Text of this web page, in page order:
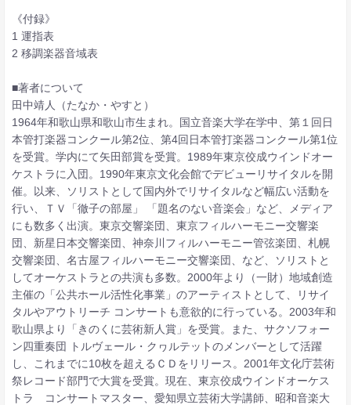
《付録》
1 運指表
2 移調楽器音域表
■著者について
田中靖人（たなか・やすと）
1964年和歌山県和歌山市生まれ。国立音楽大学在学中、第１回日
本管打楽器コンクール第2位、第4回日本管打楽器コンクール第1位
を受賞。学内にて矢田部賞を受賞。1989年東京佼成ウインドオー
ケストラに入団。1990年東京文化会館でデビューリサイタルを開
催。以来、ソリストとして国内外でリサイタルなど幅広い活動を
行い、ＴＶ「徹子の部屋」 「題名のない音楽会」など、メディア
にも数多く出演。東京交響楽団、東京フィルハーモニー交響楽
団、新星日本交響楽団、神奈川フィルハーモニー管弦楽団、札幌
交響楽団、名古屋フィルハーモニー交響楽団、など、ソリストと
してオーケストラとの共演も多数。2000年より（一財）地域創造
主催の「公共ホール活性化事業」のアーティストとして、リサイ
タルやアウトリーチ コンサートも意欲的に行っている。2003年和
歌山県より「きのくに芸術新人賞」を受賞。また、サクソフォー
ン四重奏団 トルヴェール・クヮルテットのメンバーとして活躍
し、これまでに10枚を超えるＣＤをリリース。2001年文化庁芸術
祭レコード部門で大賞を受賞。現在、東京佼成ウインドオーケス
トラ コンサートマスター、愛知県立芸術大学講師、昭和音楽大